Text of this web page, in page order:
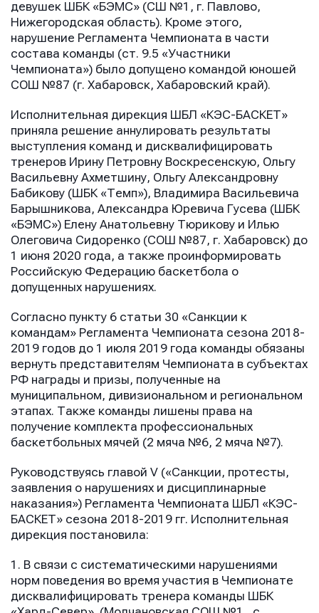
девушек ШБК «БЭМС» (СШ №1, г. Павлово,
Нижегородская область). Кроме этого,
нарушение Регламента Чемпионата в части
состава команды (ст. 9.5 «Участники
Чемпионата») было допущено командой юношей
СОШ №87 (г. Хабаровск, Хабаровский край).
Исполнительная дирекция ШБЛ «КЭС-БАСКЕТ»
приняла решение аннулировать результаты
выступления команд и дисквалифицировать
тренеров Ирину Петровну Воскресенскую, Ольгу
Васильевну Ахметшину, Ольгу Александровну
Бабикову (ШБК «Темп»), Владимира Васильевича
Барышникова, Александра Юревича Гусева (ШБК
«БЭМС») Елену Анатольевну Тюрикову и Илью
Олеговича Сидоренко (СОШ №87, г. Хабаровск) до
1 июня 2020 года, а также проинформировать
Российскую Федерацию баскетбола о
допущенных нарушениях.
Согласно пункту 6 статьи 30 «Санкции к
командам» Регламента Чемпионата сезона 2018-
2019 годов до 1 июля 2019 года команды обязаны
вернуть представителям Чемпионата в субъектах
РФ награды и призы, полученные на
муниципальном, дивизиональном и региональном
этапах. Также команды лишены права на
получение комплекта профессиональных
баскетбольных мячей (2 мяча №6, 2 мяча №7).
Руководствуясь главой V («Санкции, протесты,
заявления о нарушениях и дисциплинарные
наказания») Регламента Чемпионата ШБЛ «КЭС-
БАСКЕТ» сезона 2018-2019 гг. Исполнительная
дирекция постановила:
1. В связи с систематическими нарушениями
норм поведения во время участия в Чемпионате
дисквалифицировать тренера команды ШБК